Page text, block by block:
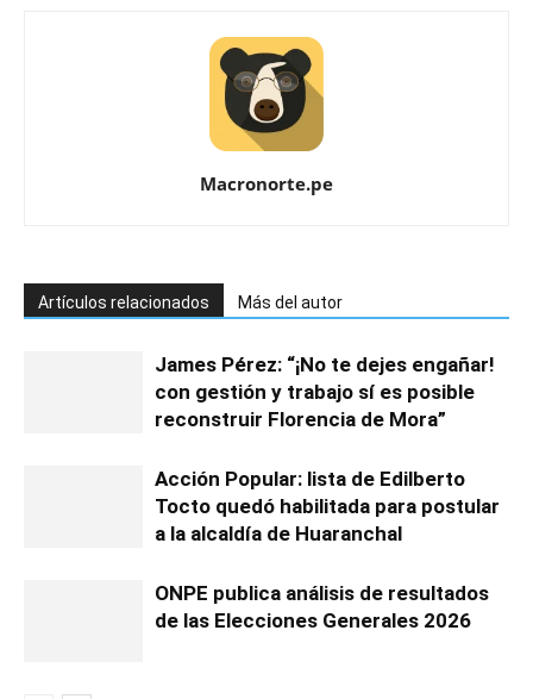
Macronorte.pe
Artículos relacionados Más del autor
James Pérez: “¡No te dejes engañar!
con gestión y trabajo sí es posible
reconstruir Florencia de Mora”
Acción Popular: lista de Edilberto
Tocto quedó habilitada para postular
a la alcaldía de Huaranchal
ONPE publica análisis de resultados
de las Elecciones Generales 2026